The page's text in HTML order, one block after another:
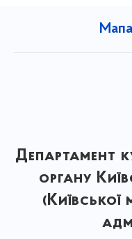
Департамент
органу
(Київської